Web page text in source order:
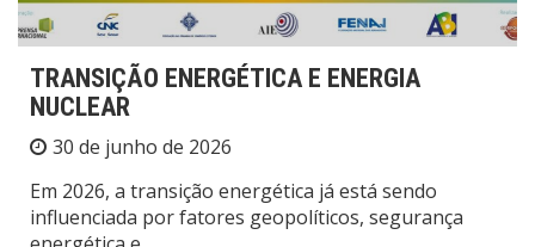
TRANSIÇÃO ENERGÉTICA E ENERGIA
NUCLEAR
30 de junho de 2026
Em 2026, a transição energética já está sendo
influenciada por fatores geopolíticos, segurança